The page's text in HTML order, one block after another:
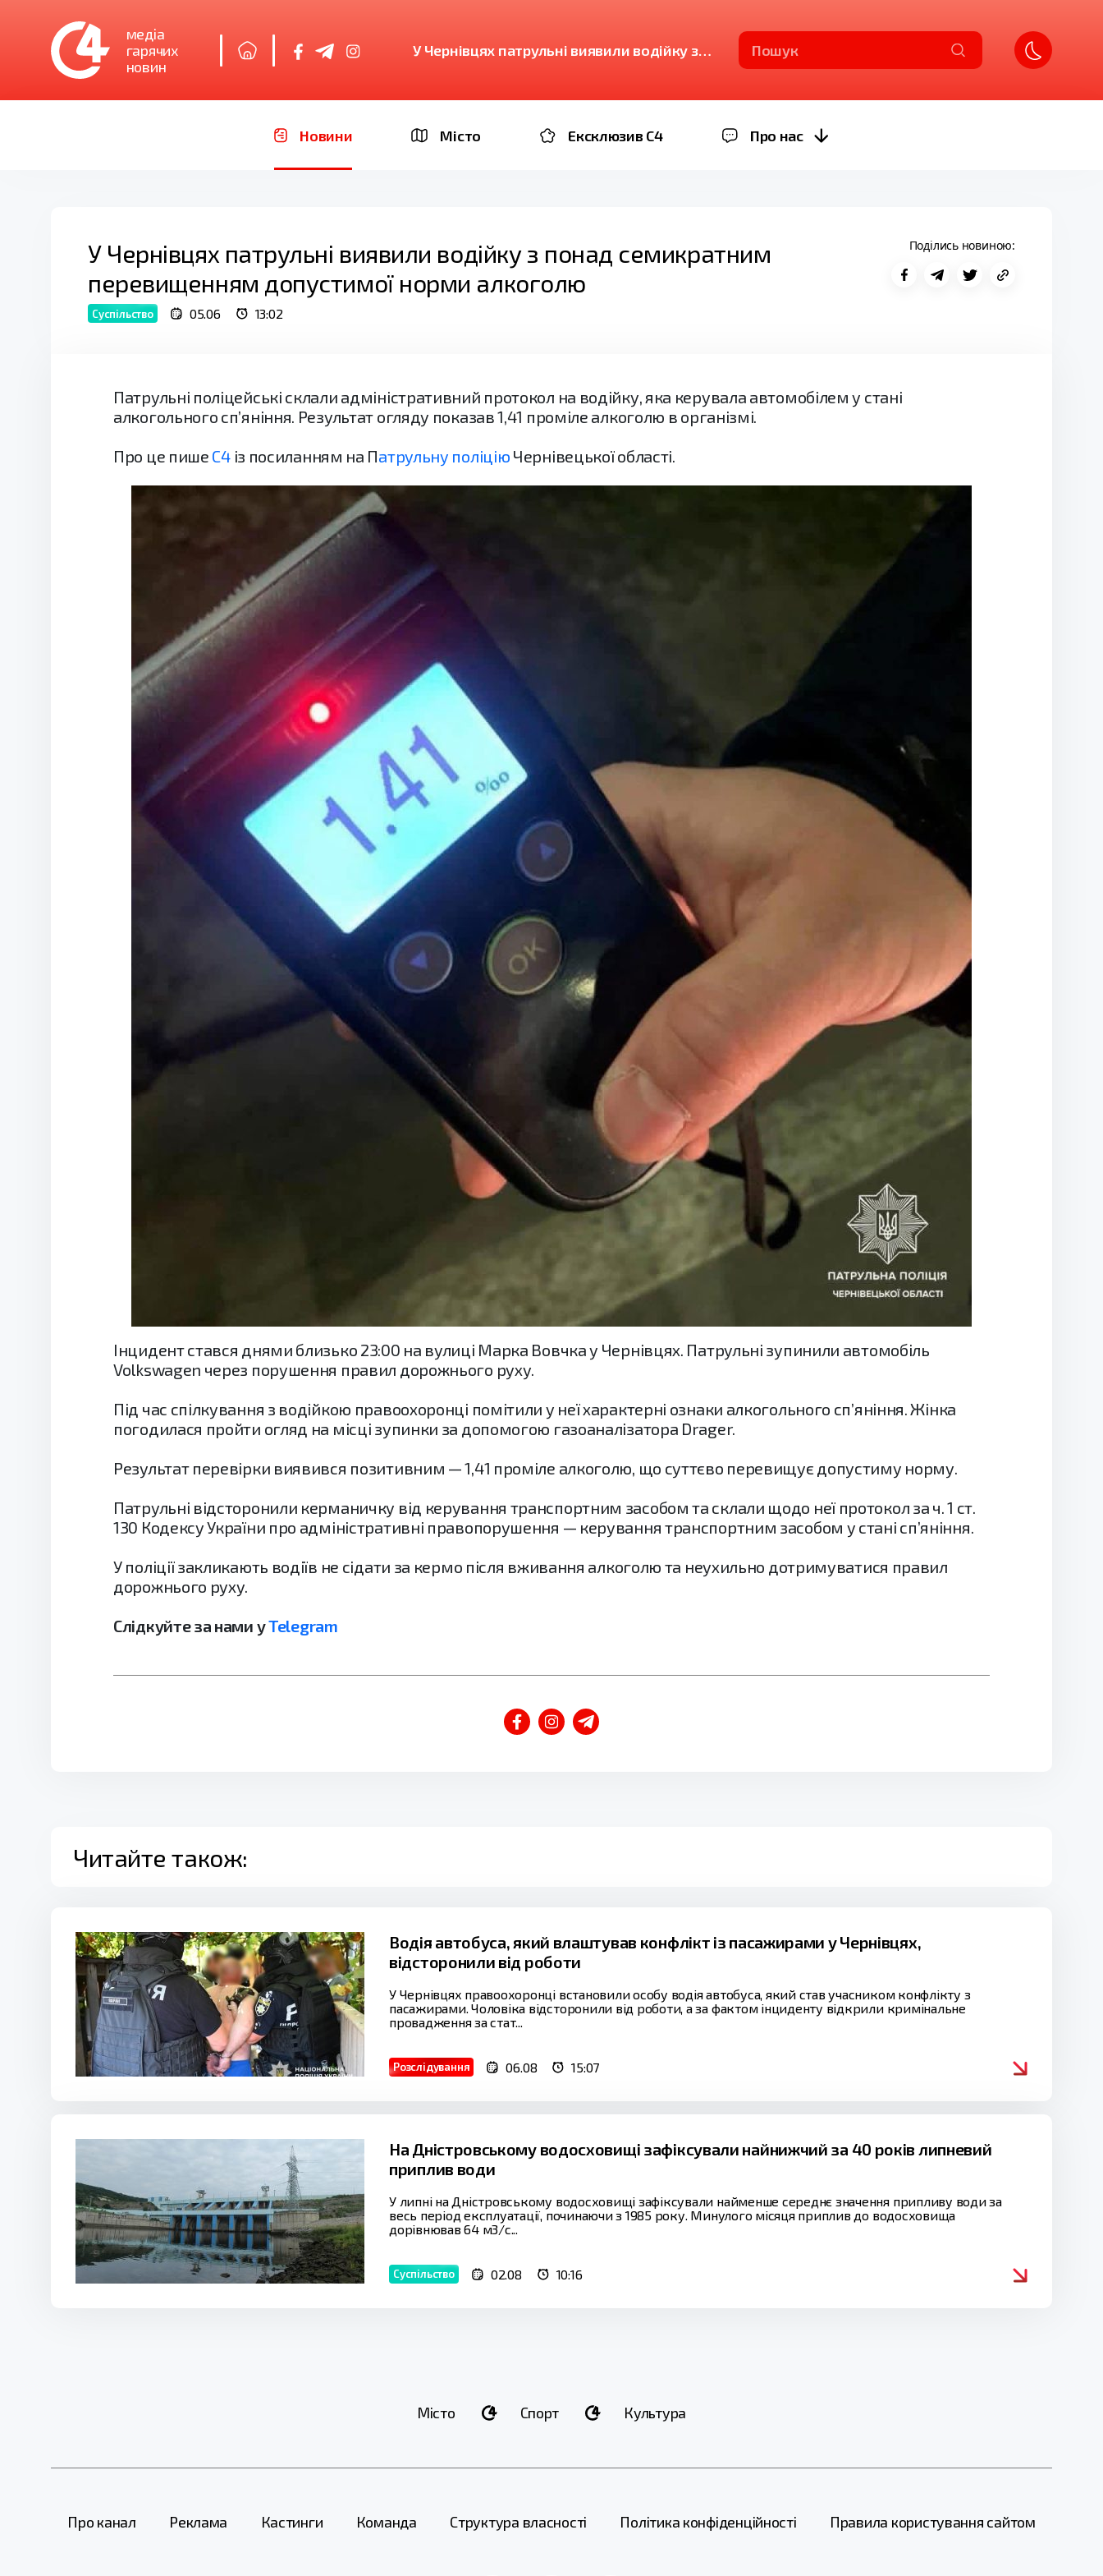
медіа
гарячих
новин
У Чернівцях патрульні виявили водійку з
Пошук
Новини Місто Ексклюзив C4 Про нас
У Чернівцях патрульні виявили водійку з понад семикратним
перевищенням допустимої норми алкоголю
Суспільство 05.06 13:02
Поділись новиною:
Патрульні поліцейські склали адміністративний протокол на водійку, яка керувала автомобілем у стані
алкогольного сп’яніння. Результат огляду показав 1,41 проміле алкоголю в організмі.
Про це пише С4із посиланням на Патрульну поліцію Чернівецької області.
Інцидент стався днями близько 23:00 на вулиці Марка Вовчка у Чернівцях. Патрульні зупинили автомобіль
Volkswagen через порушення правил дорожнього руху.
Під час спілкування з водійкою правоохоронці помітили у неї характерні ознаки алкогольного сп’яніння. Жінка
погодилася пройти огляд на місці зупинки за допомогою газоаналізатора Drager.
Результат перевірки виявився позитивним — 1,41 проміле алкоголю, що суттєво перевищує допустиму норму.
Патрульні відсторонили керманичку від керування транспортним засобом та склали щодо неї протокол за ч. 1 ст.
130 Кодексу України про адміністративні правопорушення — керування транспортним засобом у стані сп’яніння.
У поліції закликають водіїв не сідати за кермо після вживання алкоголю та неухильно дотримуватися правил
дорожнього руху.
Слідкуйте за нами уTelegram
Читайте також:
Водія автобуса, який влаштував конфлікт із пасажирами у Чернівцях,
відсторонили від роботи
У Чернівцях правоохоронці встановили особу водія автобуса, який став учасником конфлікту з
пасажирами. Чоловіка відсторонили від роботи, а за фактом інциденту відкрили кримінальне
провадження за стат...
Розслідування 06.08 15:07
На Дністровському водосховищі зафіксували найнижчий за 40 років липневий
приплив води
У липні на Дністровському водосховищі зафіксували найменше середнє значення припливу води за
весь період експлуатації, починаючи з 1985 року. Минулого місяця приплив до водосховища
дорівнював 64 м3/с...
Суспільство 02.08 10:16
Місто Спорт Культура
Про канал Реклама Кастинги Команда Структура власності Політика конфіденційності Правила користування сайтом